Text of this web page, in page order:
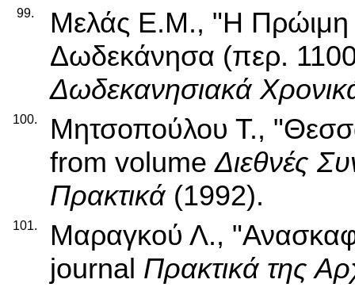
99.
Μελάς Ε.Μ., "Η Πρώιμη
Δωδεκάνησα (περ.
Δωδεκανησιακά
100.
Μητσοπούλου Τ.,
from volumeΔιεθνές
Πρακτικά(1992).
101.
Μαραγκού Λ.,
journal Πρακτικά της